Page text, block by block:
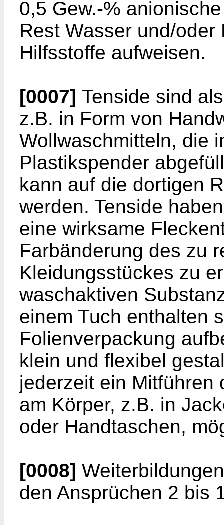
0,5 Gew.-%
Rest Wasser und/
Hilfsstoffe aufweisen.
[0007] Tenside sind
z.B. in Form von
Wollwaschmitteln, die
Plastikspender
kann auf die dortigen
werden. Tenside
eine wirksame
Farbänderung des zu
Kleidungsstückes zu
waschaktiven
einem Tuch enthalten
Folienverpackung
klein und flexibel
jederzeit ein Mitführen
am Körper, z.B. in
oder Handtaschen,
[0008]
den Ansprüchen 2 bis